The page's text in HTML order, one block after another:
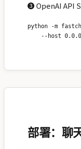
❸ OpenAI API
python -m
部署：聊